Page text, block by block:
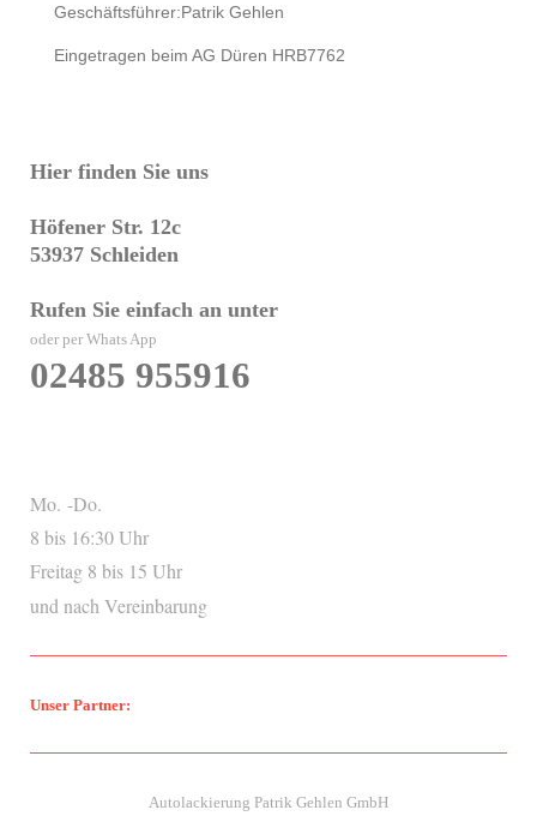
Geschäftsführer:Patrik Gehlen
Eingetragen beim AG Düren HRB7762
Hier finden Sie uns
Höfener Str. 12c
53937 Schleiden
Rufen Sie einfach an unter
oder per Whats App
02485 955916
Mo. -Do.
8 bis 16:30 Uhr
Freitag 8 bis 15 Uhr
und nach Vereinbarung
Unser Partner:
Autolackierung Patrik Gehlen GmbH